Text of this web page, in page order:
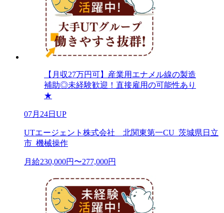
【月収27万円可】産業用エナメル線の製造
補助◎未経験歓迎！直接雇用の可能性あり
★
07月24日UP
UTエージェント株式会社 北関東第一CU_茨城県日立
市_機械操作
月給230,000円〜277,000円